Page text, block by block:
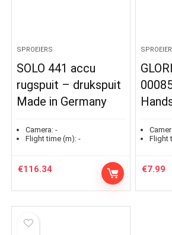
SPROEIERS
SOLO 441 accu
rugspuit – drukspuit
Made in Germany
Camera: -
Flight time (m): -
€116.34
Flight
€7.99